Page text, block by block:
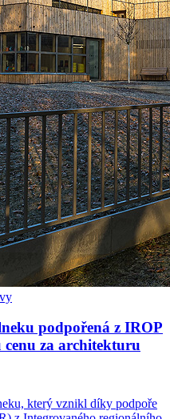
podpořená z IROP
cenu za architekturu
který vznikl díky podpoře